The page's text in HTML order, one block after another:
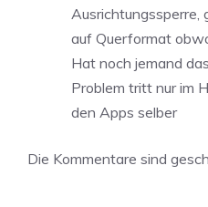
Ausrichtungssperre,
auf Querformat
Hat noch jemand
Problem tritt nur im
den Apps selber
Die Kommentare sind